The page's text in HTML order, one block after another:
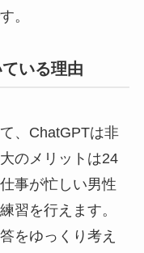
。
いる理由
、ChatGPTは非
のメリットは24
事が忙しい男性
習を行えます。
をゆっくり考え